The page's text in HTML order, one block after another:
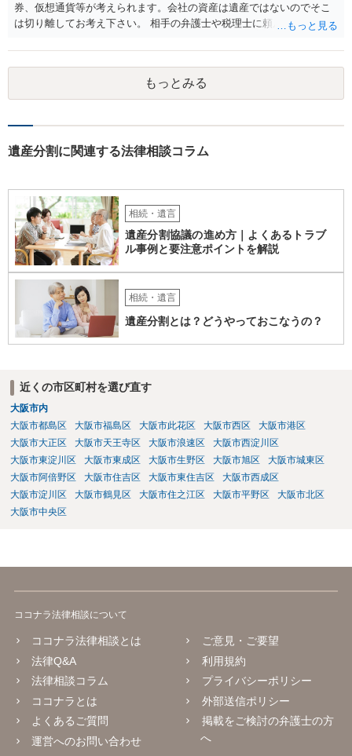
券、仮想通貨等が考えられます。会社の資産は遺産ではないのでそこ
は切り離してお考え下さい。 相手の弁護士や税理士に頼んでも守秘義
意に開示を求め、応じなければ「調査嘱託」という手続きを使って銀
行等に照会をかけることになるでしょう。 不動産は、相続登記が済ん
でいなければ市役所ないし区役所に、お子様と義父様のつながりがわ
かる戸籍一式を揃えてもちこみ、「名寄せ」という手続きをすると、
探すことになるでしょう。 代理人弁護士を立てられるのはおすすめで
報酬基準を踏まえて価格設定している弁護士は一定数いると思います
ので、それが一応の目安となるでしょう。
もっとみる
遺産分割に関連する法律相談コラム
相続・遺言
遺産分割協議の進め方｜よくあるトラブ
ル事例と要注意ポイントを解説
相続・遺言
遺産分割とは？どうやっておこなうの？
近くの市区町村を選び直す
大阪市内
大阪市都島区
大阪市福島区 大阪市此花区 大阪市西区
大阪市港区
大阪市大正区
大阪市天王寺区 大阪市浪速区
大阪市西淀川区
大阪市東淀川区
大阪市東成区 大阪市生野区 大阪市旭区
大阪市城東区
大阪市阿倍野区
大阪市住吉区 大阪市東住吉区
大阪市西成区
大阪市淀川区
大阪市鶴見区 大阪市住之江区 大阪市平野区
大阪市北区
大阪市中央区
ココナラ法律相談について
ココナラ法律相談とは
法律Q&A
法律相談コラム
ココナラとは
よくあるご質問
運営へのお問い合わせ
ご意見・ご要望
利用規約
プライバシーポリシー
外部送信ポリシー
掲載をご検討の弁護士の方
へ